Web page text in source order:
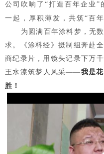
公司吹响了“打造百年企业”
一起，厚积薄发，共筑“百年
为圆满百年涂料梦，无
求。《涂料经》摄制组奔赴
商纪录片，用镜头记录下万
王水漆筑梦人风采——我是
胜！